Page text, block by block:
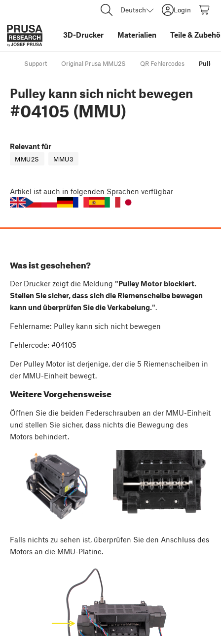
Deutsch Login
3D-Drucker Materialien Teile&
Support Original Prusa MMU2S QR Fehlercodes Pulley
Pulley kann sich nicht bewegen
#04105 (MMU)
Relevant für
MMU2S MMU3
Artikel ist auch in folgenden Sprachen verfügbar
Was ist geschehen?
Der Drucker zeigt die Meldung "Pulley Motor blockiert.
Stellen Sie sicher, dass sich die Riemenscheibe bewegen
kann und überprüfen Sie die Verkabelung.".
Fehlername: Pulley kann sich nicht bewegen
Fehlercode: #04105
Der Pulley Motor ist derjenige, der die 5 Riemenscheiben in
der MMU-Einheit bewegt.
Weitere Vorgehensweise
Öffnen Sie die beiden Federschrauben an der MMU-Einheit
und stellen Sie sicher, dass nichts die Bewegung des
Motors behindert.
Falls nichts zu sehen ist, überprüfen Sie den Anschluss des
Motors an die MMU-Platine.